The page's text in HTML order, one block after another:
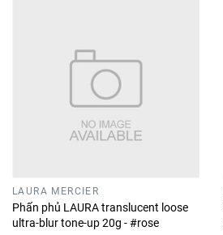
LAURA MERCIER
Phấn phủ LAURA translucent loose
ultra-blur tone-up 20g - #rose